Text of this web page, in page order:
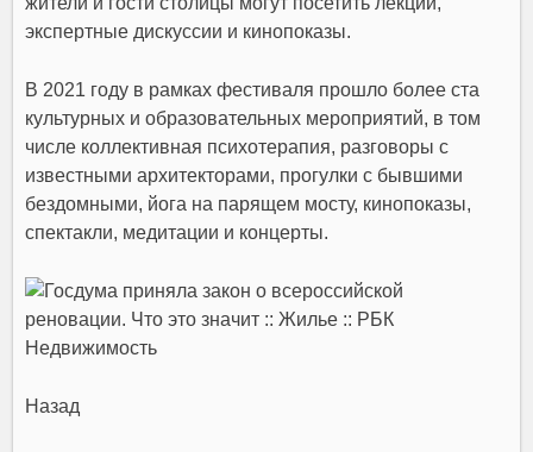
экспертные дискуссии и кинопоказы.
В 2021 году в рамках фестиваля прошло более ста
культурных и образовательных мероприятий, в том
числе коллективная психотерапия, разговоры с
известными архитекторами, прогулки с бывшими
бездомными, йога на парящем мосту, кинопоказы,
спектакли, медитации и концерты.
Назад